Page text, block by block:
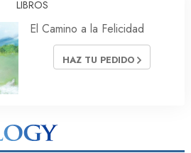
LIBROS
El Camino a la Felicidad
HAZ TU PEDIDO